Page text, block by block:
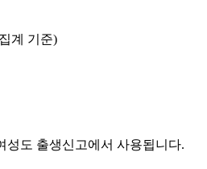
계 기준)
성도 출생신고에서 사용됩니다.